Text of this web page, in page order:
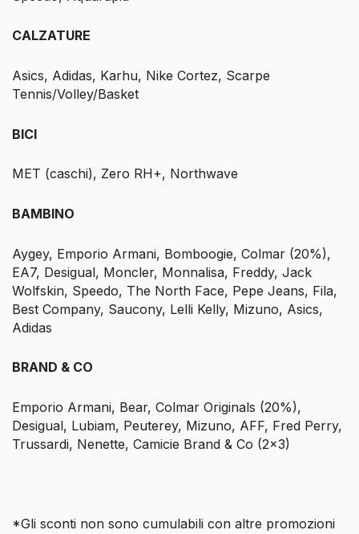
CALZATURE
Asics, Adidas, Karhu, Nike Cortez, Scarpe
Tennis/Volley/Basket
BICI
MET (caschi), Zero RH+, Northwave
BAMBINO
Aygey, Emporio Armani, Bomboogie, Colmar (20%),
EA7, Desigual, Moncler, Monnalisa, Freddy, Jack
Wolfskin, Speedo, The North Face, Pepe Jeans, Fila,
Best Company, Saucony, Lelli Kelly, Mizuno, Asics,
Adidas
BRAND & CO
Emporio Armani, Bear, Colmar Originals (20%),
Desigual, Lubiam, Peuterey, Mizuno, AFF, Fred Perry,
Trussardi, Nenette, Camicie Brand & Co (2×3)
*Gli sconti non sono cumulabili con altre promozioni